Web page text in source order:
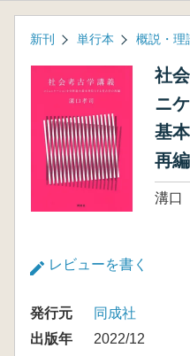
新刊 単行本 概説・理
社
ニ
基
再編
溝口
レビューを書く
発行元
同成社
出版年
2022/12